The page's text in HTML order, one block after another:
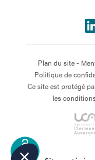
OPEN
ACCESS
Plan du site-
Politique de
Ce site est protégé
les